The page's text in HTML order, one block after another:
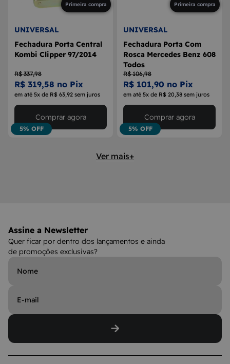
Primeira compra
UNIVERSAL
Fechadura Porta Central
Kombi Clipper 97/2014
R$ 337,98
R$ 319,58 no Pix
em até 5x de R$ 63,92 sem juros
5% OFF
Comprar agora
Primeira compra
UNIVERSAL
Fechadura Porta Com
Rosca Mercedes Benz 608
Todos
R$ 106,98
R$ 101,90 no Pix
em até 5x de R$ 20,38 sem juros
5% OFF
Comprar agora
Ver mais+
Assine a Newsletter
Quer ficar por dentro dos lançamentos e ainda
de promoções exclusivas?